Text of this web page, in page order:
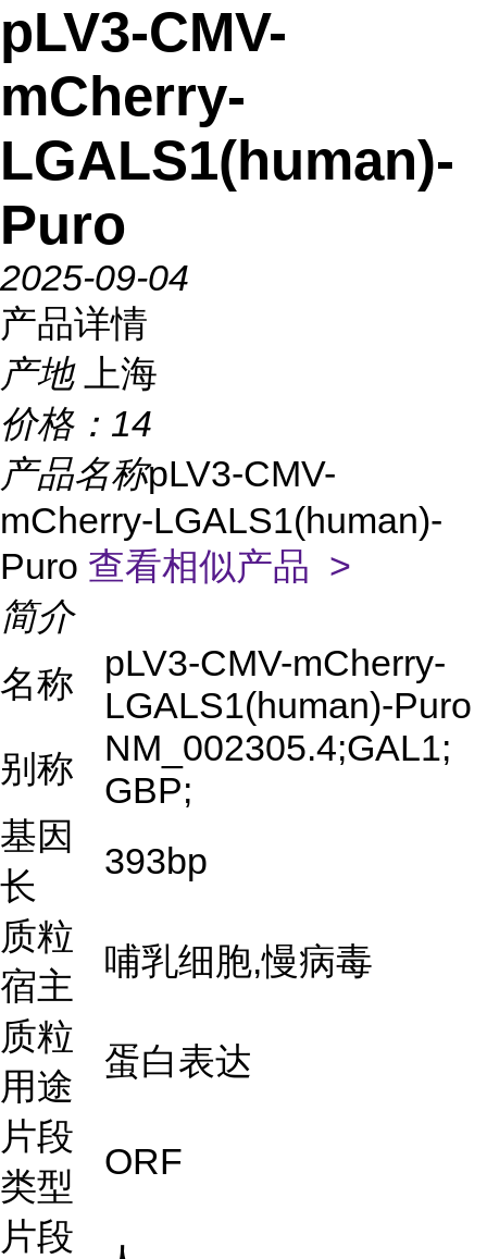
pLV3-CMV-
mCherry-
LGALS1(human)-
Puro
2025-09-04
产品详情
产地
上海
价格： 14
产品名称pLV3-CMV-
mCherry-LGALS1(human)-
Puro 查看相似产品 >
简介
名称
pLV3-CMV-mCherry-
LGALS1(human)-Puro
别称
NM_002305.4;GAL1;
GBP;
基因
长
393bp
质粒
宿主
哺乳细胞,慢病毒
质粒
用途
蛋白表达
片段
类型
ORF
片段